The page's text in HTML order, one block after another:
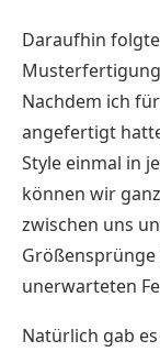
Daraufhin
Nachdem ich
angefertigt
Style einmal in
können wir
zwischen uns
unerwarteten
Natürlich gab